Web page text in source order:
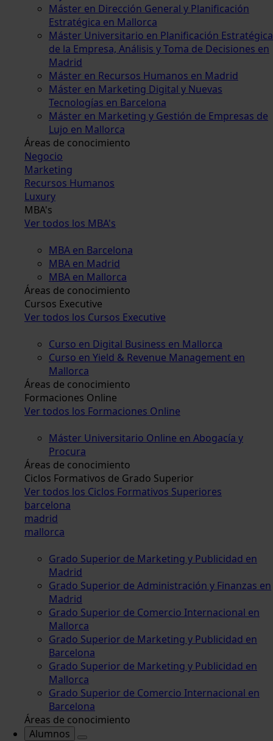
Máster en Dirección General y Planificación
Estratégica en Mallorca
Máster Universitario en Planificación Estratégica
de la Empresa, Análisis y Toma de Decisiones en
Madrid
Máster en Recursos Humanos en Madrid
Máster en Marketing Digital y Nuevas
Tecnologías en Barcelona
Máster en Marketing y Gestión de Empresas de
Lujo en Mallorca
Áreas de conocimiento
Negocio
Marketing
Recursos Humanos
Luxury
MBA's
Ver todos los MBA's
MBA en Barcelona
MBA en Madrid
MBA en Mallorca
Áreas de conocimiento
Cursos Executive
Ver todos los Cursos Executive
Curso en Digital Business en Mallorca
Curso en Yield & Revenue Management en
Mallorca
Áreas de conocimiento
Formaciones Online
Ver todos los Formaciones Online
Máster Universitario Online en Abogacía y
Procura
Áreas de conocimiento
Ciclos Formativos de Grado Superior
Ver todos los Ciclos Formativos Superiores
barcelona
madrid
mallorca
Grado Superior de Marketing y Publicidad en
Madrid
Grado Superior de Administración y Finanzas en
Madrid
Grado Superior de Comercio Internacional en
Mallorca
Grado Superior de Marketing y Publicidad en
Barcelona
Grado Superior de Marketing y Publicidad en
Mallorca
Grado Superior de Comercio Internacional en
Barcelona
Áreas de conocimiento
Alumnos